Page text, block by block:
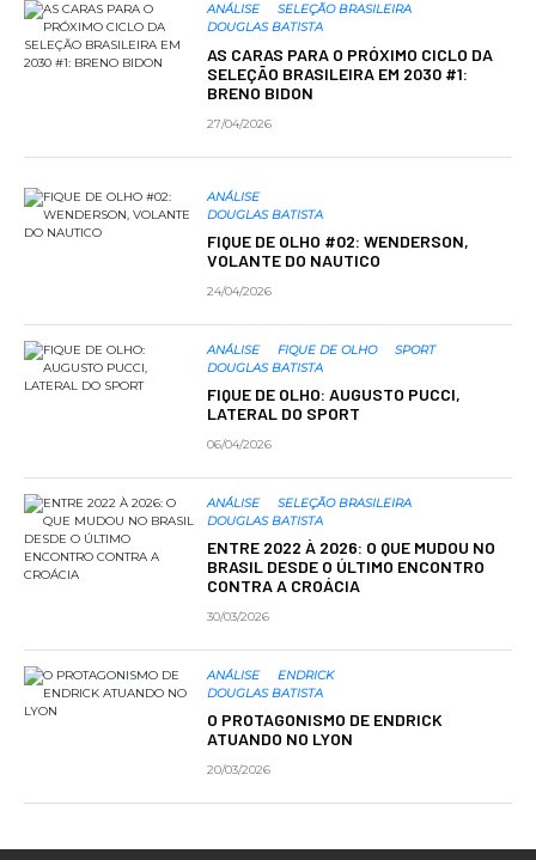
ANÁLISE
SELEÇÃO BRASILEIRA
DOUGLAS BATISTA
AS CARAS PARA O PRÓXIMO CICLO DA
SELEÇÃO BRASILEIRA EM 2030 #1:
BRENO BIDON
27/04/2026
ANÁLISE
DOUGLAS BATISTA
FIQUE DE OLHO #02: WENDERSON,
VOLANTE DO NAUTICO
24/04/2026
ANÁLISE FIQUE DE OLHO
SPORT
DOUGLAS BATISTA
FIQUE DE OLHO: AUGUSTO PUCCI,
LATERAL DO SPORT
06/04/2026
ANÁLISE
SELEÇÃO BRASILEIRA
DOUGLAS BATISTA
ENTRE 2022 À 2026: O QUE MUDOU NO
BRASIL DESDE O ÚLTIMO ENCONTRO
CONTRA A CROÁCIA
30/03/2026
ANÁLISE
ENDRICK
DOUGLAS BATISTA
O PROTAGONISMO DE ENDRICK
ATUANDO NO LYON
20/03/2026